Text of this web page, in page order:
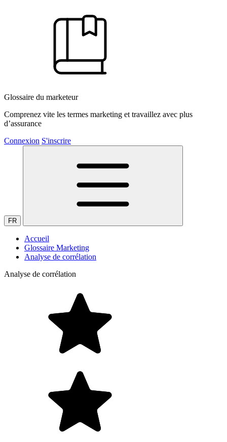
Glossaire du marketeur
Comprenez vite les termes marketing et travaillez avec plus
d’assurance
Connexion S'inscrire
FR
Accueil
Glossaire Marketing
Analyse de corrélation
Analyse de corrélation